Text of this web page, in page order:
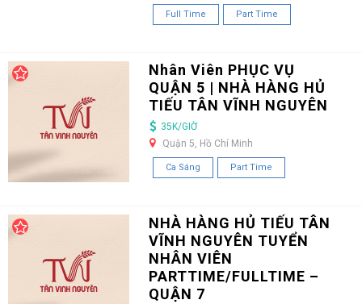
Full Time Part Time
Nhân Viên PHỤC VỤ
QUẬN 5 | NHÀ HÀNG HỦ
TIẾU TÂN VĨNH NGUYÊN
35K/GIỜ
Quận 5, Hồ Chí Minh
Ca Sáng Part Time
NHÀ HÀNG HỦ TIẾU TÂN
VĨNH NGUYÊN TUYỂN
NHÂN VIÊN
PARTTIME/FULLTIME –
QUẬN 7